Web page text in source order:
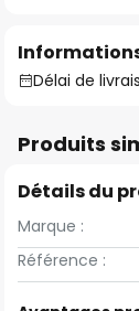
Délai de
Produits
Détails du
Marque :
Référence :